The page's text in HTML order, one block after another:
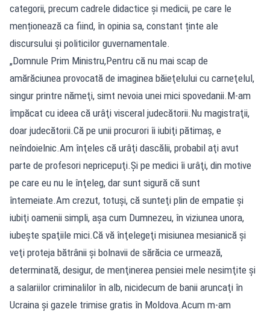
categorii, precum cadrele didactice și medicii, pe care le
menționează ca fiind, în opinia sa, constant ținte ale
discursului și politicilor guvernamentale.
„Domnule Prim Ministru,Pentru că nu mai scap de
amărăciunea provocată de imaginea băieţelului cu carneţelul,
singur printre nămeţi, simt nevoia unei mici spovedanii.M-am
împăcat cu ideea că urâţi visceral judecătorii.Nu magistraţii,
doar judecătorii.Că pe unii procurori îi iubiţi pătimaş, e
neîndoielnic.Am înţeles că urâţi dascălii, probabil aţi avut
parte de profesori nepricepuţi.Şi pe medici îi urâţi, din motive
pe care eu nu le înţeleg, dar sunt sigură că sunt
întemeiate.Am crezut, totuşi, că sunteţi plin de empatie şi
iubiţi oamenii simpli, aşa cum Dumnezeu, în viziunea unora,
iubeşte spaţiile mici.Că vă înţelegeţi misiunea mesianică şi
veţi proteja bătrânii şi bolnavii de sărăcia ce urmează,
determinată, desigur, de menţinerea pensiei mele nesimţite şi
a salariilor criminalilor în alb, nicidecum de banii aruncaţi în
Ucraina şi gazele trimise gratis în Moldova.Acum m-am